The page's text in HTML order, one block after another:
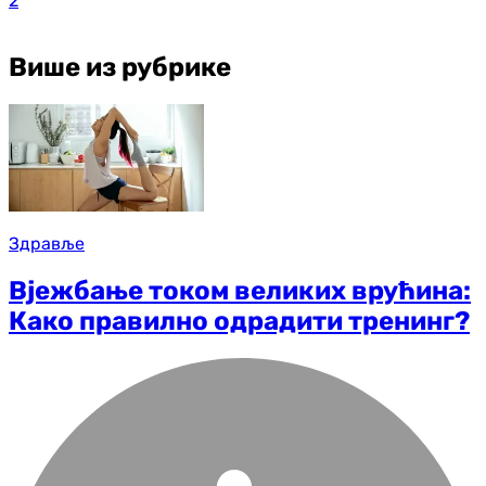
Више из рубрике
Здравље
Вјежбање током великих врућина:
Како правилно одрадити тренинг?